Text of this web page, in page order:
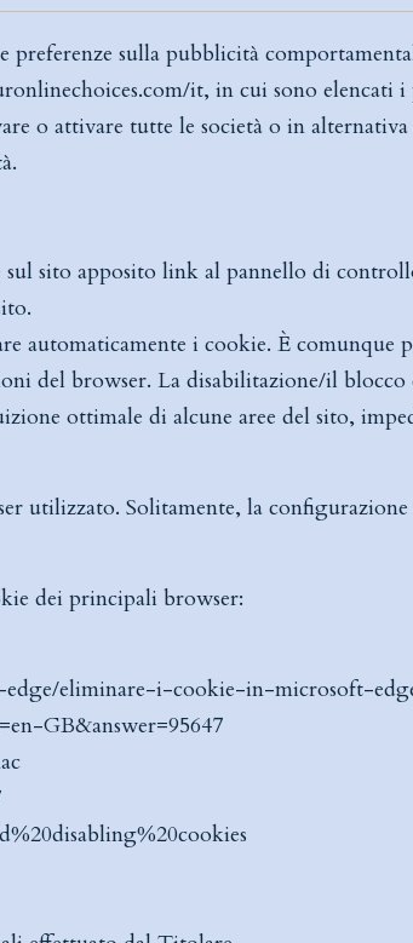
preferenze sulla pubblicità
it, in cui sono elencati
o attivare tutte le società o in alternativa
sul sito apposito link al pannello di
automaticamente i cookie. È comunque
del browser. La disabilitazione/il blocco
ottimale di alcune aree del sito,
utilizzato. Solitamente, la
dei principali browser:
eliminare-i-cookie-in-microsoft-
GB&answer=95647